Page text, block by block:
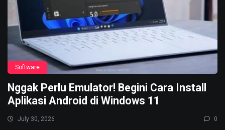
Software
Nggak Perlu Emulator! Begini Cara Install
Aplikasi Android di Windows 11
July 30, 2026 0